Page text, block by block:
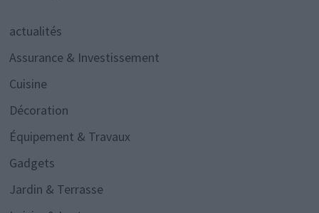
actualités
Assurance & Investissement
Cuisine
Décoration
Équipement & Travaux
Gadgets
Jardin & Terrasse